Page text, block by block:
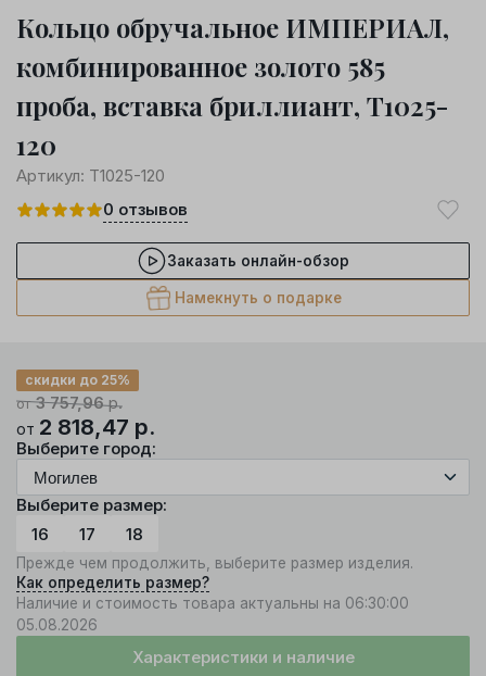
Кольцо обручальное ИМПЕРИАЛ,
комбинированное золото 585
проба, вставка бриллиант, Т1025-
120
Артикул: Т1025-120
0 отзывов
Заказать онлайн-обзор
Намекнуть о подарке
от3 757,96р.
скидки до 25%
от 2 818,47 р.
Выберите город:
Выберите размер:
16
17 18
Прежде чем продолжить, выберите размер изделия.
Как определить размер?
Наличие и стоимость товара актуальны на 06:30:00
05.08.2026
Характеристики и наличие